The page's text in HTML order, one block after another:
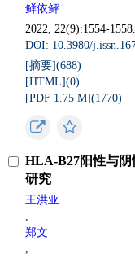
鲜依鲆
2022, 22(9):1554-1558.
DOI: 10.3980/
[摘要](688)
[HTML](0)
[PDF 1.75 M](1770)
HLA-B27阳性与
研究
王洪亚
,
郑文
,